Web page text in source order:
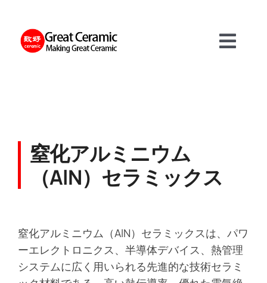
content
サービス
ブログ
窒化アルミニウム
（AlN）セラミックス
窒化アルミニウム（AlN）セラミックスは、パワ
ーエレクトロニクス、半導体デバイス、熱管理
システムに広く用いられる先進的な技術セラミ